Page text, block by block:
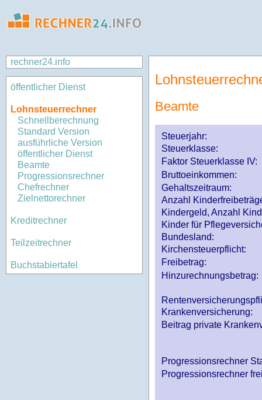
rechner24.info
öffentlicher Dienst
Lohnsteuerrechner
Schnellberechnung
Standard Version
ausführliche Version
öffentlicher Dienst
Beamte
Progressionsrechner
Chefrechner
Zielnettorechner
Kreditrechner
Teilzeitrechner
Buchstabiertafel
Beamte
Steuerjahr:
Steuerklasse:
Faktor Steuerklasse IV:
Bruttoeinkommen:
Gehaltszeitraum:
Anzahl
Kindergeld, Anzahl
Kinder für
Bundesland:
Kirchensteuerpflicht:
Freibetrag:
Hinzurechnungsbetrag:
Krankenversicherung:
Beitrag private
Progressionsrechner
Progressionsrechner